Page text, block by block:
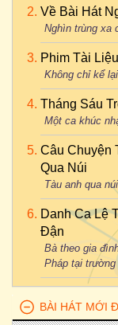
Về Bài Hát
Nghìn trùng xa
Phim Tài
Không chỉ kể
Tháng Sáu
Một ca khúc
Câu Chuyện
Qua Núi
Tàu anh qua
Danh Ca Lệ
Đận
Bà theo gia
Pháp tại trường
BÀI HÁT MỚI